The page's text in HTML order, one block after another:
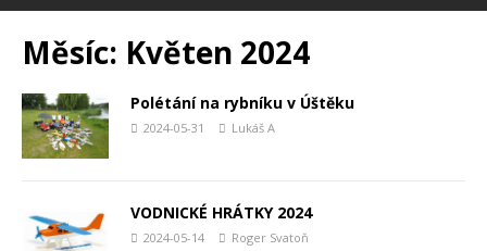
Měsíc: Květen 2024
Polétání na rybníku v Úštěku
2024-05-31 Lukáš A
VODNICKÉ HRÁTKY 2024
2024-05-14 Roger Svatoň